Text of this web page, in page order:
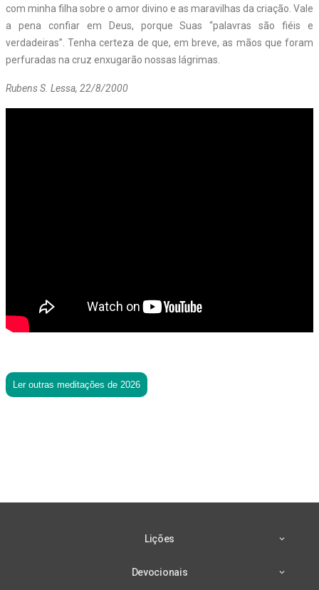
com minha filha sobre o amor divino e as maravilhas da criação. Vale
a pena confiar em Deus, porque Suas “palavras são fiéis e
verdadeiras”. Tenha certeza de que, em breve, as mãos que foram
perfuradas na cruz enxugarão nossas lágrimas.
Rubens S. Lessa, 22/8/2000
Ler outras meditações de 2026
Lições
Devocionais